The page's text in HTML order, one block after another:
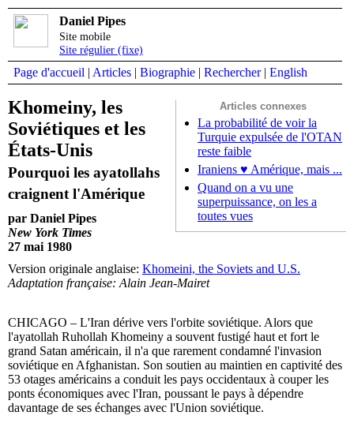
Daniel Pipes
Site mobile
Site régulier (fixe)
Page d'accueil | Articles | Biographie | Rechercher| English
Articles connexes
La probabilité de voir la
Turquie expulsée de l'OTAN
reste faible
Iraniens ♥ Amérique, mais ...
Quand on a vu une
superpuissance, on les a
toutes vues
Khomeiny, les
Soviétiques et les
États-Unis
Pourquoi les ayatollahs
craignent l'Amérique
par Daniel Pipes
New York Times
27 mai 1980
Version originale anglaise: Khomeini, the Soviets and U.S.
Adaptation française: Alain Jean-Mairet
CHICAGO – L'Iran dérive vers l'orbite soviétique. Alors que
l'ayatollah Ruhollah Khomeiny a souvent fustigé haut et fort le
grand Satan américain, il n'a que rarement condamné l'invasion
soviétique en Afghanistan. Son soutien au maintien en captivité des
53 otages américains a conduit les pays occidentaux à couper les
ponts économiques avec l'Iran, poussant le pays à dépendre
davantage de ses échanges avec l'Union soviétique.